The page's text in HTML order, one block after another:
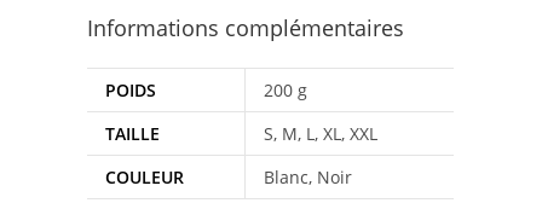
Informations complémentaires
POIDS
200 g
TAILLE
S, M, L, XL, XXL
COULEUR
Blanc, Noir